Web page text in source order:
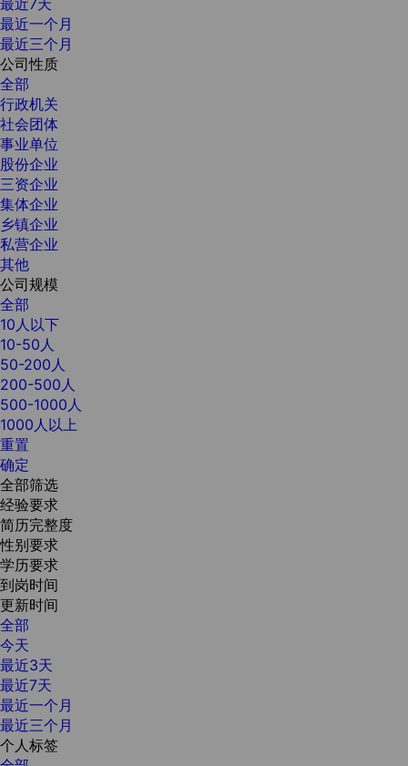
最近一个月
最近三个月
公司性质
全部
行政机关
社会团体
事业单位
股份企业
三资企业
集体企业
乡镇企业
私营企业
其他
公司规模
全部
10人以下
10-50人
50-200人
200-500人
500-1000人
1000人以上
重置
确定
全部筛选
经验要求
简历完整度
性别要求
学历要求
到岗时间
更新时间
全部
今天
最近3天
最近7天
最近一个月
最近三个月
个人标签